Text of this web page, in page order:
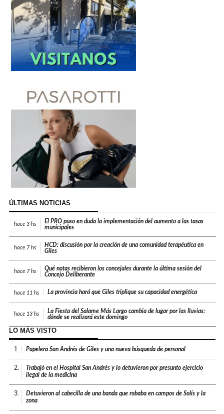
ÚLTIMAS NOTICIAS
hace 3 hs
El PRO puso en duda la implementación del aumento a las tasas
municipales
hace 7 hs
HCD: discusión por la creación de una comunidad terapéutica en
Giles
hace 7 hs
Qué notas recibieron los concejales durante la última sesión del
Concejo Deliberante
hace 11 hs La provincia hará que Giles triplique su capacidad energética
hace 13 hs
La Fiesta del Salame Más Largo cambia de lugar por las lluvias:
dónde se realizará este domingo
LO MÁS VISTO
1. Papelera San Andrés de Giles y una nueva búsqueda de personal
2.
Trabajó en el Hospital San Andrés y lo detuvieron por presunto ejercicio
ilegal de la medicina
3.
Detuvieron al cabecilla de una banda que robaba en campos de Solís y la
zona